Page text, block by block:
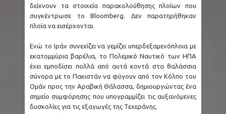
δείχνουν τα στοιχεία παρακολούθησης πλοίων που
συγκέντρωσε το Bloomberg. Δεν παρατηρήθηκαν
πλοία να εισέρχονται.
Ενώ το Ιράν συνεχίζει να γεμίζει υπερδεξαμενόπλοια με
εκατομμύρια βαρέλια, το Πολεμικό Ναυτικό των ΗΠΑ
έχει εμποδίσει πολλά από αυτά κοντά στα θαλάσσια
σύνορα με το Πακιστάν να φύγουν από τον Κόλπο του
Ομάν προς την Αραβική Θάλασσα, δημιουργώντας ένα
σημείο συμφόρησης που υπογραμμίζει τις αυξανόμενες
δυσκολίες για τις εξαγωγές της Τεχεράνης.